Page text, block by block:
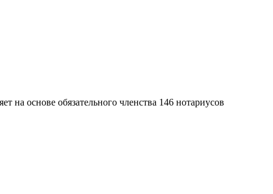
на основе обязательного членства 146 нотариусов